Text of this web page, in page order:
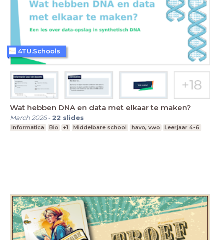
Wat hebben DNA en data met elkaar te maken?
March 2026- 22 slides
Informatica Bio +1 Middelbare school havo, vwo Leerjaar 4-6
4TU.Schools